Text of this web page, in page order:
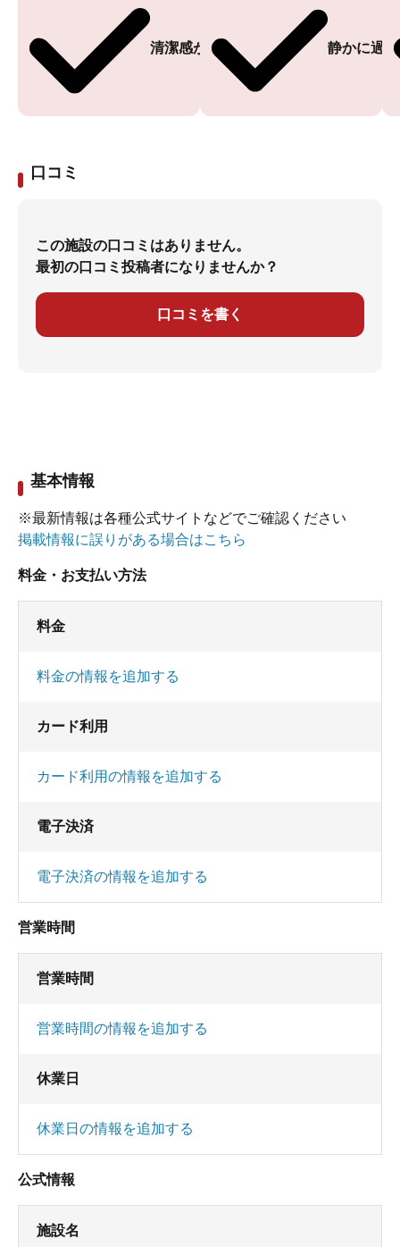
清潔感がある 静かに過
口コミ
この施設の口コミはありません。
最初の口コミ投稿者になりませんか？
口コミを書く
基本情報
※最新情報は各種公式サイトなどでご確認ください
掲載情報に誤りがある場合はこちら
料金・お支払い方法
料金
料金の情報を追加する
カード利用
カード利用の情報を追加する
電子決済
電子決済の情報を追加する
営業時間
営業時間
営業時間の情報を追加する
休業日
休業日の情報を追加する
公式情報
施設名